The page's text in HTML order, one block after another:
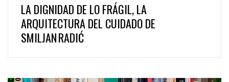
LA DIGNIDAD DE LO FRÁGIL, LA
ARQUITECTURA DEL CUIDADO DE
SMILJAN RADIĆ